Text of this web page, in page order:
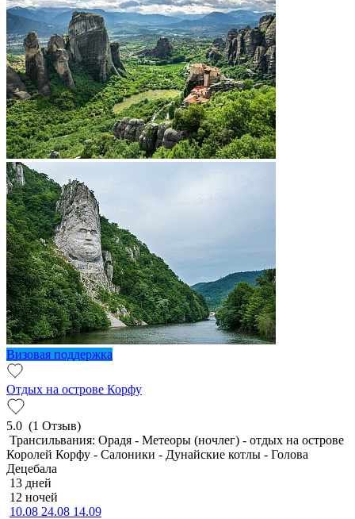
Визовая поддержка
Отдых на острове Корфу
5.0 (1 Отзыв)
Трансильвания: Орадя - Метеоры (ночлег) - отдых на острове
Королей Корфу - Салоники - Дунайские котлы - Голова
Децебала
13 дней
12 ночей
10.08 24.08 14.09